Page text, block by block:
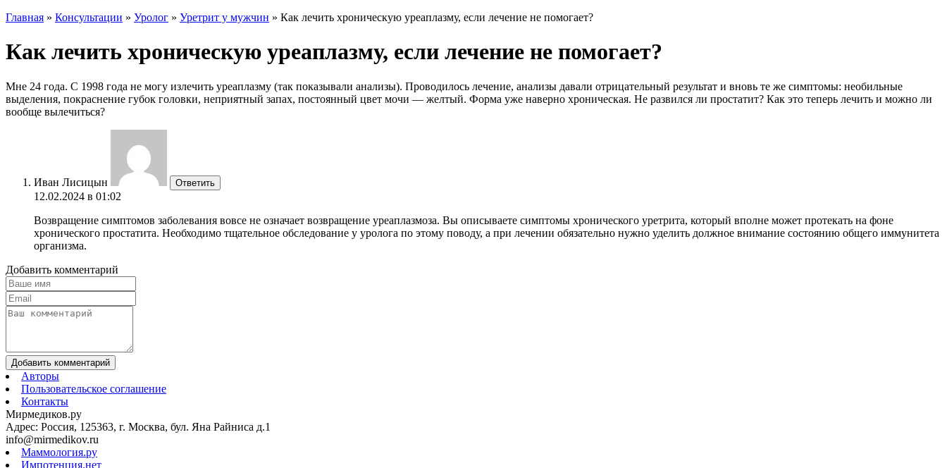
Главная » Консультации » Уролог » Уретрит у мужчин » Как лечить хроническую уреаплазму, если лечение не помогает?
Как лечить хроническую уреаплазму, если лечение не помогает?
Мне 24 года. С 1998 года не могу излечить уреаплазму (так показывали анализы). Проводилось лечение, анализы давали отрицательный результат и вновь те же симптомы: необильные
выделения, покраснение губок головки, неприятный запах, постоянный цвет мочи — желтый. Форма уже наверно хроническая. Не развился ли простатит? Как это теперь лечить и можно ли
вообще вылечиться?
Иван Лисицын Ответить
12.02.2024 в 01:02
Возвращение симптомов заболевания вовсе не означает возвращение уреаплазмоза. Вы описываете симптомы хронического уретрита, который вполне может протекать на фоне
хронического простатита. Необходимо тщательное обследование у уролога по этому поводу, а при лечении обязательно нужно уделить должное внимание состоянию общего иммунитета
организма.
Добавить комментарий
Добавить комментарий
Авторы
Пользовательское соглашение
Контакты
Мирмедиков.ру
Адрес: Россия, 125363, г. Москва, бул. Яна Райниса д.1
info@mirmedikov.ru
Маммология.ру
Импотенция.нет